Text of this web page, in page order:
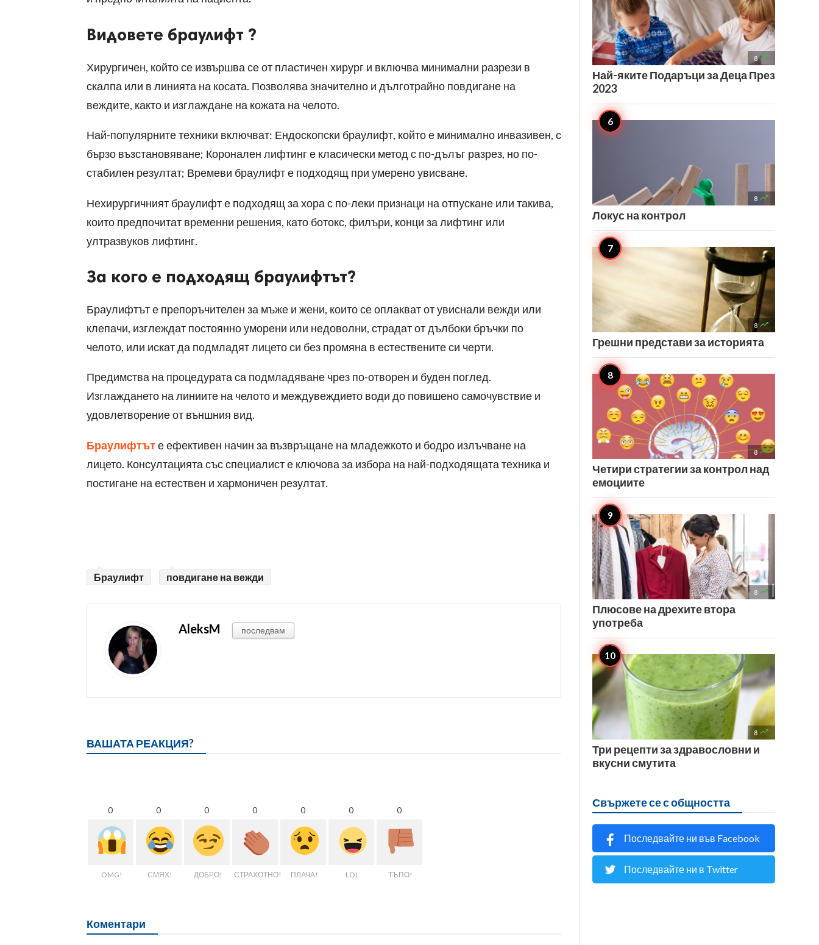
Видовете браулифт ?
Хирургичен, който се извършва се от пластичен хирург и включва минимални разрези в
скалпа или в линията на косата. Позволява значително и дълготрайно повдигане на
веждите, както и изглаждане на кожата на челото.
Най-популярните техники включват: Ендоскопски браулифт, който е минимално инвазивен, с
бързо възстановяване; Коронален лифтинг е класически метод с по-дълъг разрез, но по-
стабилен резултат; Времеви браулифт е подходящ при умерено увисване.
Нехирургичният браулифт е подходящ за хора с по-леки признаци на отпускане или такива,
които предпочитат временни решения, като ботокс, филъри, конци за лифтинг или
ултразвуков лифтинг.
За кого е подходящ браулифтът?
Браулифтът е препоръчителен за мъже и жени, които се оплакват от увиснали вежди или
клепачи, изглеждат постоянно уморени или недоволни, страдат от дълбоки бръчки по
челото, или искат да подмладят лицето си без промяна в естествените си черти.
Предимства на процедурата са подмладяване чрез по-отворен и буден поглед.
Изглаждането на линиите на челото и междувеждието води до повишено самочувствие и
удовлетворение от външния вид.
Браулифтъте ефективен начин за възвръщане на младежкото и бодро излъчване на
лицето. Консултацията със специалист е ключова за избора на най-подходящата техника и
постигане на естествен и хармоничен резултат.
Браулифт повдигане на вежди
AleksM последвам
ВАШАТА РЕАКЦИЯ?
0
OMG!
0
СМЯХ!
0
ДОБРО!
0
СТРАХОТНО!
0
ПЛАЧА!
0
LOL
0
ТЪПО!
Коментари
8 
Най-яките Подаръци за Деца През
2023
8 
Локус на контрол
8 
Грешни представи за историята
8 
Четири стратегии за контрол над
емоциите
8 
Плюсове на дрехите втора
употреба
8 
Три рецепти за здравословни и
вкусни смутита
Свържете се с общността
Последвайте ни във Facebook
Последвайте ни в Twitter